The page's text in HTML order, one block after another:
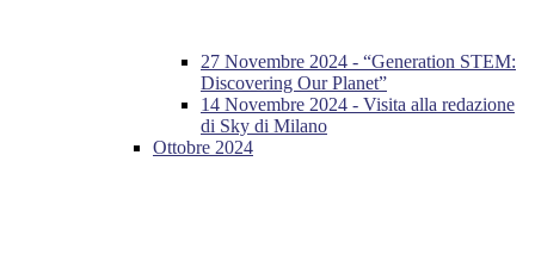
27 Novembre 2024 - “Generation STEM:
Discovering Our Planet”
14 Novembre 2024 - Visita alla redazione
di Sky di Milano
Ottobre 2024